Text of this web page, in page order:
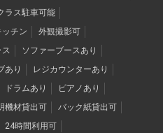
ラス駐車可能
チン
外観撮影可
ス
ソファーブースあり
あり
レジカウンターあり
ドラムあり
ピアノあり
機材貸出可
バック紙貸出可
24時間利用可